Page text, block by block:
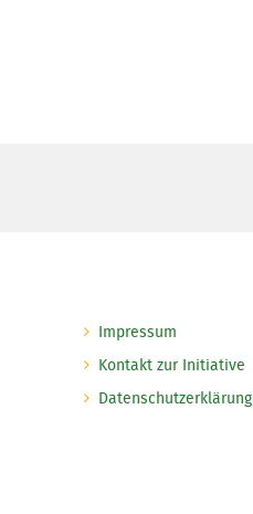
Impressum
Kontakt zur Initiative
Datenschutzerklärung